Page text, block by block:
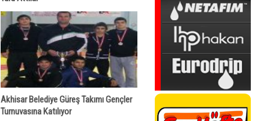
Akhisar Belediye Güreş Takımı Gençler
Turnuvasına Katılıyor